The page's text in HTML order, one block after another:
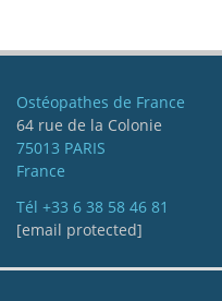
Ostéopathes de France
64 rue de la Colonie
75013 PARIS
France
Tél +33 6 38 58 46 81
[email protected]